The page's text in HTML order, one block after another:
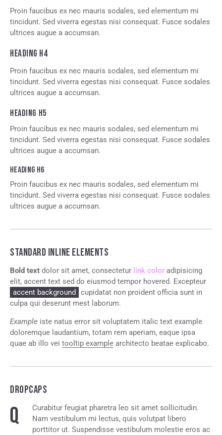
Proin faucibus ex nec mauris sodales, sed elementum mi
tincidunt. Sed viverra egestas nisi consequat. Fusce sodales
ultrices augue a accumsan.
HEADING H4
Proin faucibus ex nec mauris sodales, sed elementum mi
tincidunt. Sed viverra egestas nisi consequat. Fusce sodales
ultrices augue a accumsan.
HEADING H5
Proin faucibus ex nec mauris sodales, sed elementum mi
tincidunt. Sed viverra egestas nisi consequat. Fusce sodales
ultrices augue a accumsan.
HEADING H6
Proin faucibus ex nec mauris sodales, sed elementum mi
tincidunt. Sed viverra egestas nisi consequat. Fusce sodales
ultrices augue a accumsan.
STANDARD INLINE ELEMENTS
Bold text dolor sit amet, consectetur link color adipisicing
elit, accent text sed do eiusmod tempor hovered. Excepteur
accent background
cupidatat non proident officia sunt in
culpa qui deserunt mest laborum.
Example iste natus error sit voluptatem italic text example
doloremque laudantium, totam rem aperiam, eaque ipsa
quae ab illo vei tooltip example architecto beatae explicabo.
DROPCAPS
Q
Curabitur feugiat pharetra leo sit amet sollicitudin.
Nam vestibulum mi lectus, quis volutpat libero
porttitor ut. Suspendisse vestibulum molestie eros ac